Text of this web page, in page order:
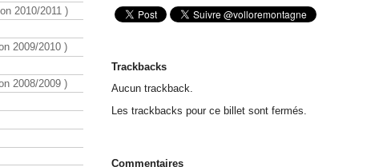
Trackbacks
Aucun trackback.
Les trackbacks pour ce billet sont fermés.
Commentaires
2010/2011 )
2009/2010 )
2008/2009 )